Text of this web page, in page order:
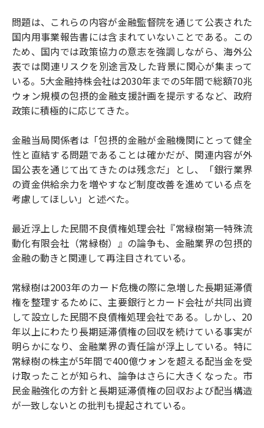
問題は、これらの内容が金融監督院を通じて公表された
国内用事業報告書には含まれていないことである。この
ため、国内では政策協力の意志を強調しながら、海外公
表では関連リスクを別途言及した背景に関心が集まって
いる。5大金融持株会社は2030年までの5年間で総額70兆
ウォン規模の包摂的金融支援計画を提示するなど、政府
政策に積極的に応じてきた。
金融当局関係者は「包摂的金融が金融機関にとって健全
性と直結する問題であることは確かだが、関連内容が外
国公表を通じて出てきたのは残念だ」とし、「銀行業界
の資金供給余力を増やすなど制度改善を進めている点を
考慮してほしい」と述べた。
最近浮上した民間不良債権処理会社『常緑樹第一特殊流
動化有限会社（常緑樹）』の論争も、金融業界の包摂的
金融の動きと関連して再注目されている。
常緑樹は2003年のカード危機の際に急増した長期延滞債
権を整理するために、主要銀行とカード会社が共同出資
して設立した民間不良債権処理会社である。しかし、20
年以上にわたり長期延滞債権の回収を続けている事実が
明らかになり、金融業界の責任論が浮上している。特に
常緑樹の株主が5年間で400億ウォンを超える配当金を受
け取ったことが知られ、論争はさらに大きくなった。市
民金融強化の方針と長期延滞債権の回収および配当構造
が一致しないとの批判も提起されている。